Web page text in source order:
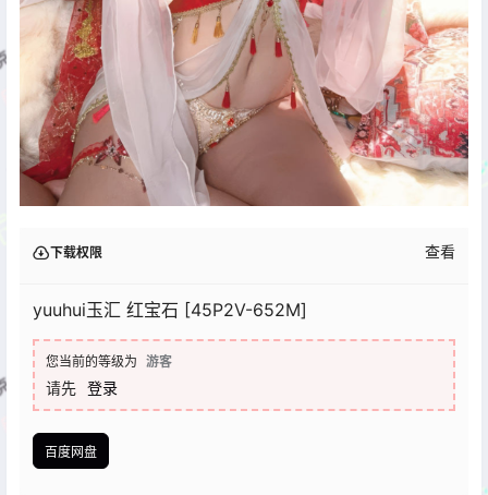
下载权限 查看
yuuhui玉汇 红宝石 [45P2V-652M]
您当前的等级为 游客
请先 登录
百度网盘